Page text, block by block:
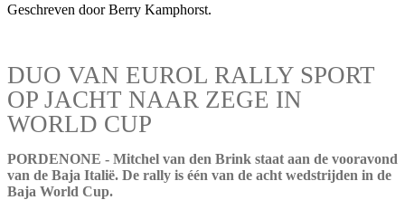
Geschreven door Berry Kamphorst.
DUO VAN EUROL RALLY SPORT
OP JACHT NAAR ZEGE IN
WORLD CUP
PORDENONE - Mitchel van den Brink staat aan de vooravond
van de Baja Italië. De rally is één van de acht wedstrijden in de
Baja World Cup.